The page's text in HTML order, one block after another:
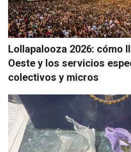
Lollapalooza 2026: cómo
Oeste y los servicios
colectivos y micros